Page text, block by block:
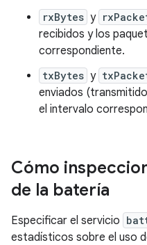
rxBytes y
recibidos y los
correspondiente.
txBytes y
enviados
el intervalo
Cómo
de la batería
Especificar el servicio
estadísticos sobre el uso